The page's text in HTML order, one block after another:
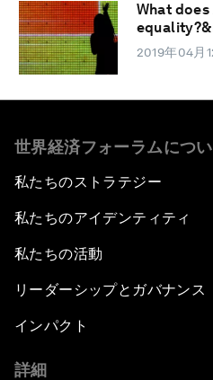
What
2019年04月
世界経済フォーラムにつ
私たちのストラテジー
私たちのアイデンティティ
私たちの活動
リーダーシップとガバナンス
インパクト
詳細